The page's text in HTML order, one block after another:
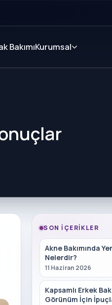
BakımıKurumsal
SON İÇERIKLER
Akne Bakımında
Nelerdir?
11 Haziran 2026
Kapsamlı Erkek
Görünüm İçin